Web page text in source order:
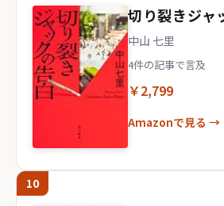
切り裂きジャ
中山 七里
4件の記事で言及
￥2,799
Amazonで見る →
10